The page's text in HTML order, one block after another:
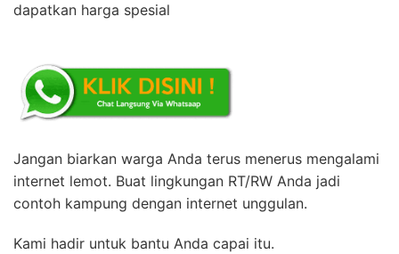
dapatkan harga spesial
Jangan biarkan warga Anda terus menerus mengalami
internet lemot. Buat lingkungan RT/RW Anda jadi
contoh kampung dengan internet unggulan.
Kami hadir untuk bantu Anda capai itu.